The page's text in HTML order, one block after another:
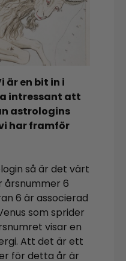
är en bit in i
intressant att
astrologins
har framför
så är det värt
årsnummer 6
6 är associerad
som sprider
visar en
Att det är ett
för detta år är